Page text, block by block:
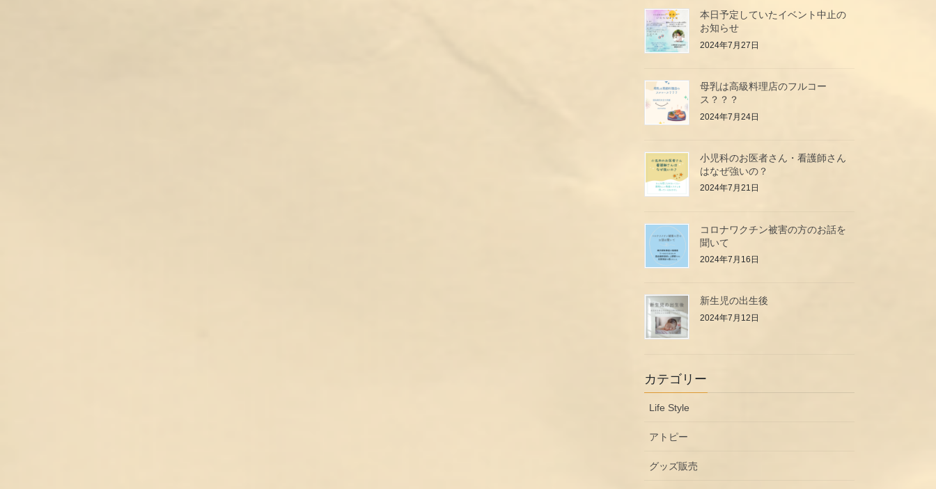
本日予定していたイベント中止の
お知らせ
2024年7月27日
母乳は高級料理店のフルコー
ス？？？
2024年7月24日
小児科のお医者さん・看護師さん
はなぜ強いの？
2024年7月21日
コロナワクチン被害の方のお話を
聞いて
2024年7月16日
新生児の出生後
2024年7月12日
カテゴリー
Life Style
アトピー
グッズ販売